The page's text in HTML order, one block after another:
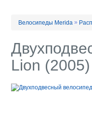
Велосипеды Merida »
Lion (2005)